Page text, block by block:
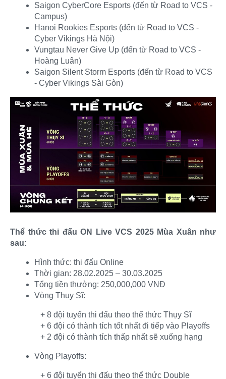
Saigon CyberCore Esports (đến từ Road to VCS -
Campus)
Hanoi Rookies Esports (đến từ Road to VCS -
Cyber Vikings Hà Nội)
Vungtau Never Give Up (đến từ Road to VCS -
Hoàng Luân)
Saigon Silent Storm Esports (đến từ Road to VCS
- Cyber Vikings Sài Gòn)
Thể thức thi đấu ON Live VCS 2025 Mùa Xuân như
sau:
Hình thức: thi đấu Online
Thời gian: 28.02.2025 – 30.03.2025
Tổng tiền thưởng: 250,000,000 VNĐ
Vòng Thụy Sĩ:
+ 8 đội tuyển thi đấu theo thể thức Thụy Sĩ​
+ 6 đội có thành tích tốt nhất đi tiếp vào Playoffs​
+ 2 đội có thành tích thấp nhất sẽ xuống hạng​
Vòng Playoffs:
+ 6 đội tuyển thi đấu theo thể thức Double